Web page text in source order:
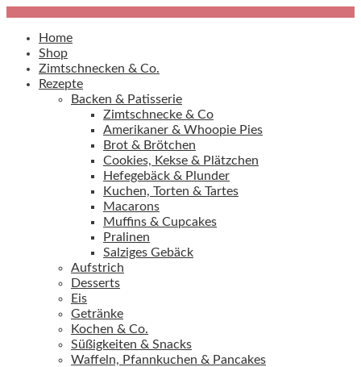
Home
Shop
Zimtschnecken & Co.
Rezepte
Backen & Patisserie
Zimtschnecke & Co
Amerikaner & Whoopie Pies
Brot & Brötchen
Cookies, Kekse & Plätzchen
Hefegebäck & Plunder
Kuchen, Torten & Tartes
Macarons
Muffins & Cupcakes
Pralinen
Salziges Gebäck
Aufstrich
Desserts
Eis
Getränke
Kochen & Co.
Süßigkeiten & Snacks
Waffeln, Pfannkuchen & Pancakes